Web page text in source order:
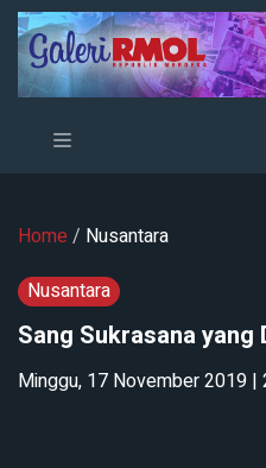
Home / Nusantara
Nusantara
Sang Sukrasana
Minggu, 17 November 2019 |